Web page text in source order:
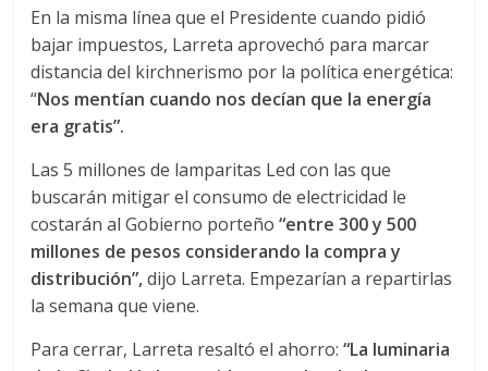
En la misma línea que el Presidente cuando pidió
bajar impuestos, Larreta aprovechó para marcar
distancia del kirchnerismo por la política energética:
“Nos mentían cuando nos decían que la energía
era gratis”.
Las 5 millones de lamparitas Led con las que
buscarán mitigar el consumo de electricidad le
costarán al Gobierno porteño“entre 300 y 500
millones de pesos considerando la compra y
distribución”,dijo Larreta. Empezarían a repartirlas
la semana que viene.
Para cerrar, Larreta resaltó el ahorro:“La luminaria